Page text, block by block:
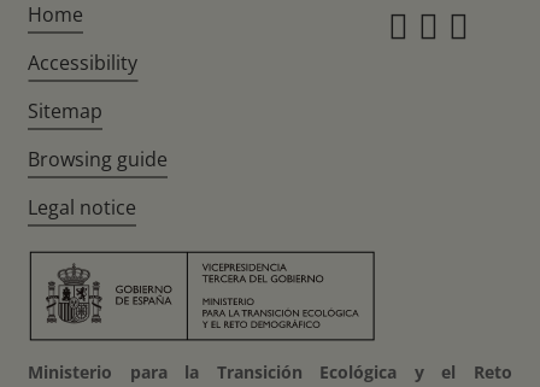
Home
Accessibility
Sitemap
Browsing guide
Legal notice
Ministerio para la Transición Ecológica y el Reto